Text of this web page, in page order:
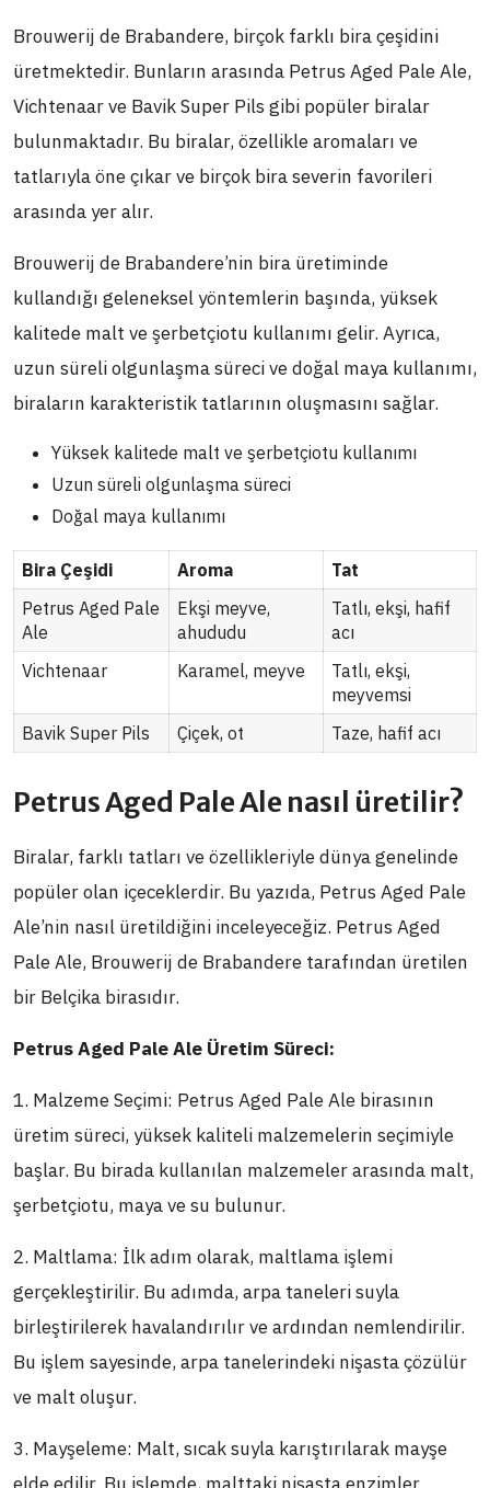
Brouwerij de Brabandere, birçok farklı bira çeşidini
üretmektedir. Bunların arasında Petrus Aged Pale Ale,
Vichtenaar ve Bavik Super Pils gibi popüler biralar
bulunmaktadır. Bu biralar, özellikle aromaları ve
tatlarıyla öne çıkar ve birçok bira severin favorileri
arasında yer alır.
Brouwerij de Brabandere’nin bira üretiminde
kullandığı geleneksel yöntemlerin başında, yüksek
kalitede malt ve şerbetçiotu kullanımı gelir. Ayrıca,
uzun süreli olgunlaşma süreci ve doğal maya kullanımı,
biraların karakteristik tatlarının oluşmasını sağlar.
Yüksek kalitede malt ve şerbetçiotu kullanımı
Uzun süreli olgunlaşma süreci
Doğal maya kullanımı
Bira Çeşidi Aroma
Tat
Petrus Aged Pale
Ale
Ekşi meyve,
ahududu
Tatlı, ekşi, hafif
acı
Vichtenaar
Karamel, meyve
Tatlı, ekşi,
meyvemsi
Bavik Super Pils
Çiçek, ot Taze, hafif acı
Petrus Aged Pale Ale nasıl üretilir?
Biralar, farklı tatları ve özellikleriyle dünya genelinde
popüler olan içeceklerdir. Bu yazıda, Petrus Aged Pale
Ale’nin nasıl üretildiğini inceleyeceğiz. Petrus Aged
Pale Ale, Brouwerij de Brabandere tarafından üretilen
bir Belçika birasıdır.
Petrus Aged Pale Ale Üretim Süreci:
1. Malzeme Seçimi: Petrus Aged Pale Ale birasının
üretim süreci, yüksek kaliteli malzemelerin seçimiyle
başlar. Bu birada kullanılan malzemeler arasında malt,
şerbetçiotu, maya ve su bulunur.
2. Maltlama: İlk adım olarak, maltlama işlemi
gerçekleştirilir. Bu adımda, arpa taneleri suyla
birleştirilerek havalandırılır ve ardından nemlendirilir.
Bu işlem sayesinde, arpa tanelerindeki nişasta çözülür
ve malt oluşur.
3. Mayşeleme: Malt, sıcak suyla karıştırılarak mayşe